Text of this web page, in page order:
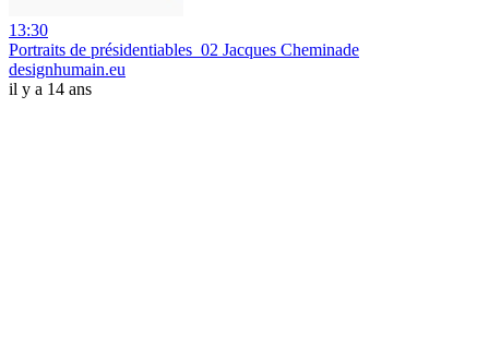
13:30
Portraits de présidentiables_02 Jacques Cheminade
designhumain.eu
il y a 14 ans